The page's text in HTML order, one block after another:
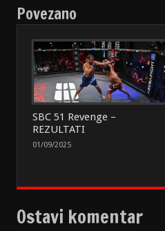
Povezano
SBC 51 Revenge –
REZULTATI
01/09/2025
Ostavi komentar